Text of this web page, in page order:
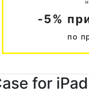
-5%
по
for